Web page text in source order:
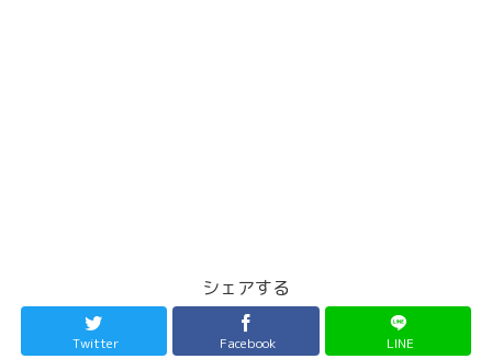
シェアする
Twitter Facebook LINE